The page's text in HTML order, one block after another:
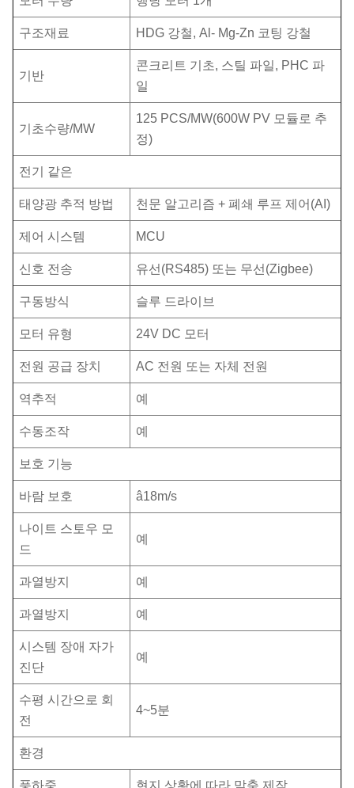
구조재료 HDG 강철, Al- Mg-Zn 코팅 강철
기반
콘크리트 기초, 스틸 파일, PHC 파
일
기초수량/MW
125 PCS/MW(600W PV 모듈로 추
정)
전기 같은
태양광 추적 방법 천문 알고리즘 + 폐쇄 루프 제어(AI)
제어 시스템 MCU
신호 전송 유선(RS485) 또는 무선(Zigbee)
구동방식 슬루 드라이브
모터 유형 24V DC 모터
전원 공급 장치 AC 전원 또는 자체 전원
역추적 예
수동조작 예
보호 기능
바람 보호 â18m/s
나이트 스토우 모
드
예
과열방지 예
과열방지 예
시스템 장애 자가
진단
예
수평 시간으로 회
전
4~5분
환경